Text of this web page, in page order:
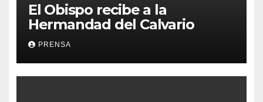
El Obispo recibe a la
Hermandad del Calvario
PRENSA